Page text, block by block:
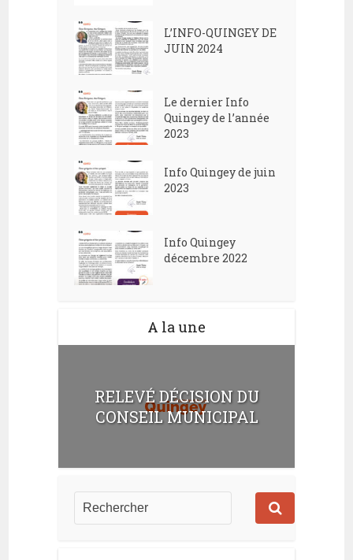
L’INFO-QUINGEY DE
JUIN 2024
Le dernier Info
Quingey de l’année
2023
Info Quingey de juin
2023
Info Quingey
décembre 2022
A la une
RELEVÉ DÉCISION DU
CONSEIL MUNICIPAL